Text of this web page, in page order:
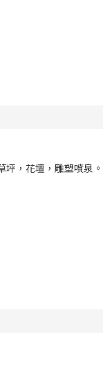
，花壇，雕塑噴泉。